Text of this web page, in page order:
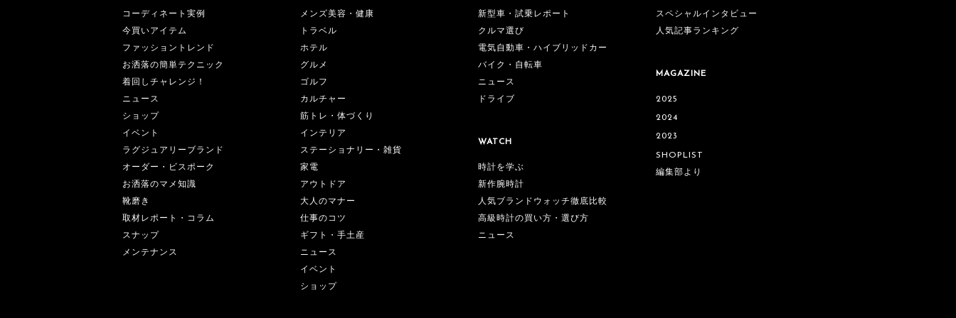
コーディネート実例
今買いアイテム
ファッショントレンド
お洒落の簡単テクニック
着回しチャレンジ！
ニュース
ショップ
イベント
ラグジュアリーブランド
オーダー・ビスポーク
お洒落のマメ知識
靴磨き
取材レポート・コラム
スナップ
メンテナンス
メンズ美容・健康
トラベル
ホテル
グルメ
ゴルフ
カルチャー
筋トレ・体づくり
インテリア
ステーショナリー・雑貨
家電
アウトドア
大人のマナー
仕事のコツ
ギフト・手土産
ニュース
イベント
ショップ
新型車・試乗レポート
クルマ選び
電気自動車・ハイブリッドカー
バイク・自転車
ニュース
ドライブ
WATCH
時計を学ぶ
新作腕時計
人気ブランドウォッチ徹底比較
高級時計の買い方・選び方
ニュース
スペシャルインタビュー
人気記事ランキング
MAGAZINE
2025
2024
2023
SHOPLIST
編集部より